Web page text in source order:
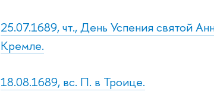
25.07.1689, чт., День Успения святой
Кремле.
18.08.1689, вс. П. в Троице.